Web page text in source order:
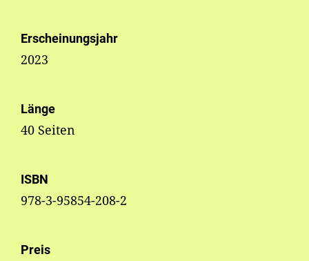
Erscheinungsjahr
2023
Länge
40 Seiten
ISBN
978-3-95854-208-2
Preis